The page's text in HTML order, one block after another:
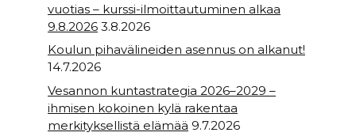
vuotias – kurssi-ilmoittautuminen alkaa
9.8.2026 3.8.2026
Koulun pihavälineiden asennus on alkanut!
14.7.2026
Vesannon kuntastrategia 2026–2029 –
ihmisen kokoinen kylä rakentaa
merkityksellistä elämää 9.7.2026